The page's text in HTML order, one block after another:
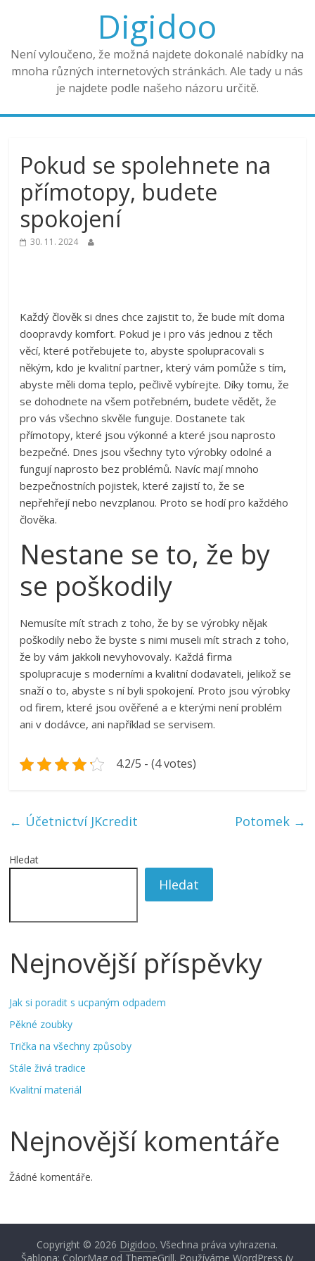
Digidoo
Není vyloučeno, že možná najdete dokonalé nabídky na
mnoha různých internetových stránkách. Ale tady u nás
je najdete podle našeho názoru určitě.
Pokud se spolehnete na
přímotopy, budete
spokojení
30. 11. 2024
Každý člověk si dnes chce zajistit to, že bude mít doma
doopravdy komfort. Pokud je i pro vás jednou z těch
věcí, které potřebujete to, abyste spolupracovali s
někým, kdo je kvalitní partner, který vám pomůže s tím,
abyste měli doma teplo, pečlivě vybírejte. Díky tomu, že
se dohodnete na všem potřebném, budete vědět, že
pro vás všechno skvěle funguje. Dostanete tak
přímotopy, které jsou výkonné a které jsou naprosto
bezpečné. Dnes jsou všechny tyto výrobky odolné a
fungují naprosto bez problémů. Navíc mají mnoho
bezpečnostních pojistek, které zajistí to, že se
nepřehřejí nebo nevzplanou. Proto se hodí pro každého
člověka.
Nestane se to, že by
se poškodily
Nemusíte mít strach z toho, že by se výrobky nějak
poškodily nebo že byste s nimi museli mít strach z toho,
že by vám jakkoli nevyhovovaly. Každá firma
spolupracuje s moderními a kvalitní dodavateli, jelikož se
snaží o to, abyste s ní byli spokojení. Proto jsou výrobky
od firem, které jsou ověřené a e kterými není problém
ani v dodávce, ani například se servisem.
4.2/5 - (4 votes)
← Účetnictví JKcredit Potomek →
Hledat
Hledat
Nejnovější příspěvky
Jak si poradit s ucpaným odpadem
Pěkné zoubky
Trička na všechny způsoby
Stále živá tradice
Kvalitní materiál
Nejnovější komentáře
Žádné komentáře.
Copyright © 2026 Digidoo. Všechna práva vyhrazena.
Šablona: ColorMag od ThemeGrill. PoužívámeWordPress (v